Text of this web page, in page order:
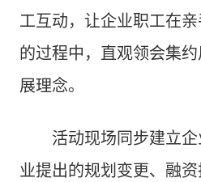
工互动，让企业职工在
的过程中，直观领会集
展理念。
活动现场同步建立企
业提出的规划变更、融